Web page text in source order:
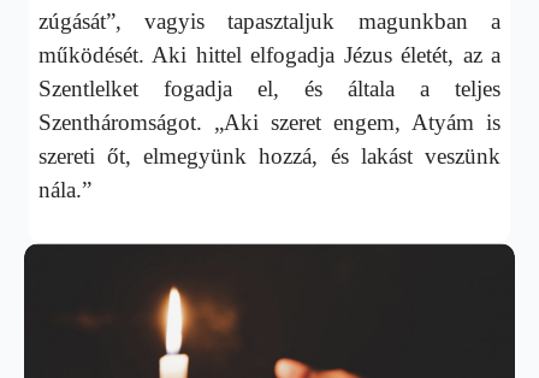
zúgását”, vagyis tapasztaljuk magunkban a
működését. Aki hittel elfogadja Jézus életét, az a
Szentlelket fogadja el, és általa a teljes
Szentháromságot. „Aki szeret engem, Atyám is
szereti őt, elmegyünk hozzá, és lakást veszünk
nála.”